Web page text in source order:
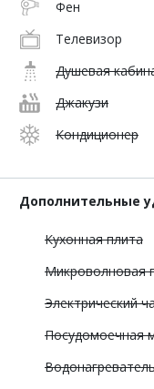
Фен
Телевизор
Душевая
Джакузи
Кондиционер
Дополнительные
Кухонная плита
Микроволновая
Электрический
Посудомоечная